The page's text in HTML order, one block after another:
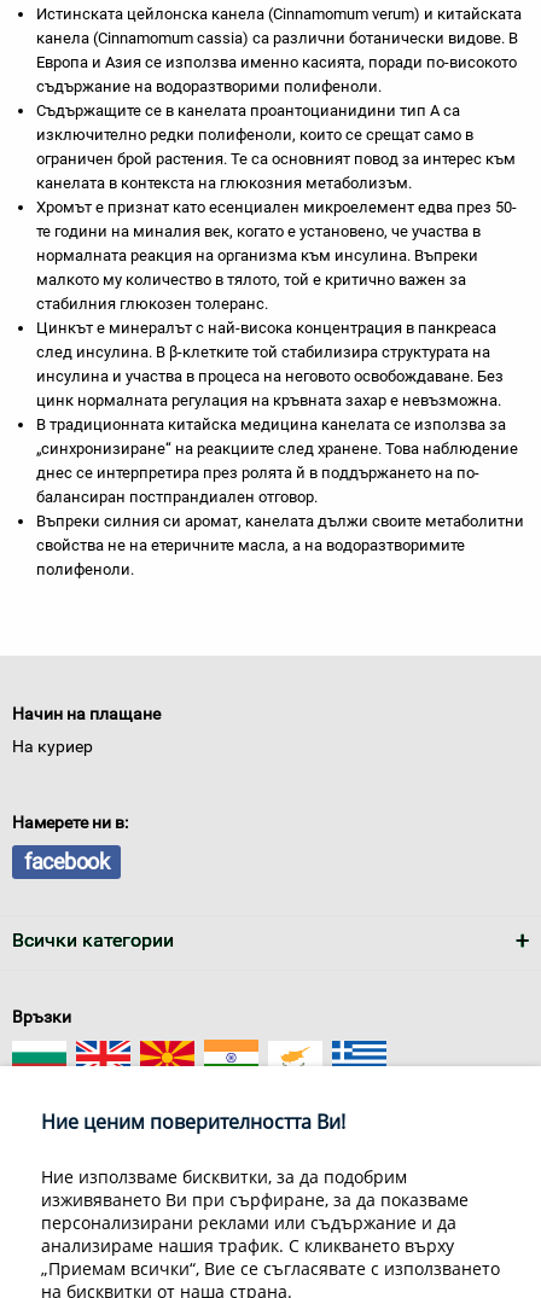
Истинската цейлонска канела (Cinnamomum verum) и китайската
канела (Cinnamomum cassia) са различни ботанически видове. В
Европа и Азия се използва именно касията, поради по-високото
съдържание на водоразтворими полифеноли.
Съдържащите се в канелата проантоцианидини тип А са
изключително редки полифеноли, които се срещат само в
ограничен брой растения. Те са основният повод за интерес към
канелата в контекста на глюкозния метаболизъм.
Хромът е признат като есенциален микроелемент едва през 50-
те години на миналия век, когато е установено, че участва в
нормалната реакция на организма към инсулина. Въпреки
малкото му количество в тялото, той е критично важен за
стабилния глюкозен толеранс.
Цинкът е минералът с най-висока концентрация в панкреаса
след инсулина. В β-клетките той стабилизира структурата на
инсулина и участва в процеса на неговото освобождаване. Без
цинк нормалната регулация на кръвната захар е невъзможна.
В традиционната китайска медицина канелата се използва за
„синхронизиране“ на реакциите след хранене. Това наблюдение
днес се интерпретира през ролята й в поддържането на по-
балансиран постпрандиален отговор.
Въпреки силния си аромат, канелата дължи своите метаболитни
свойства не на етеричните масла, а на водоразтворимите
полифеноли.
Начин на плащане
На куриер
Намерете ни в:
facebook
Всички категории
Връзки
За нас
Условия за доставка
Конфиденциалност на информацията
Общи условия
Декларация за личните данни
Често задавани въпроси
Ние ценим поверителността Ви!
Ние използваме бисквитки, за да подобрим
изживяването Ви при сърфиране, за да показваме
персонализирани реклами или съдържание и да
анализираме нашия трафик. С кликването върху
„Приемам всички“, Вие се съгласявате с използването
на бисквитки от наша страна.